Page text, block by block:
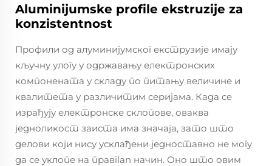
Aluminijumske profile ekstruzije za
konzistentnost
Профили од алуминијумског екструзије имају
кључну улогу у одржавању електронских
компонената у складу по питању величине и
квалитета у различитим серијама. Када се
израђују електронске склопове, оваква
једноликост заиста има значаја, зато што
делови који нису усклађени једноставно не могу
да се уклопе на правilan начин. Оно што овим